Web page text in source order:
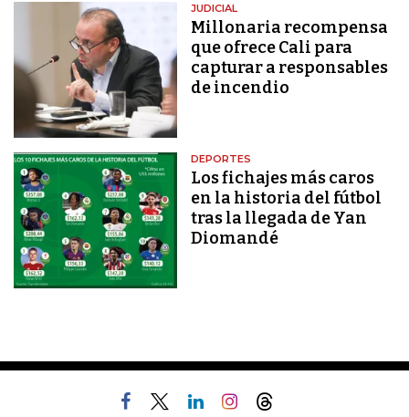
JUDICIAL
Millonaria recompensa
que ofrece Cali para
capturar a responsables
de incendio
DEPORTES
Los fichajes más caros
en la historia del fútbol
tras la llegada de Yan
Diomandé